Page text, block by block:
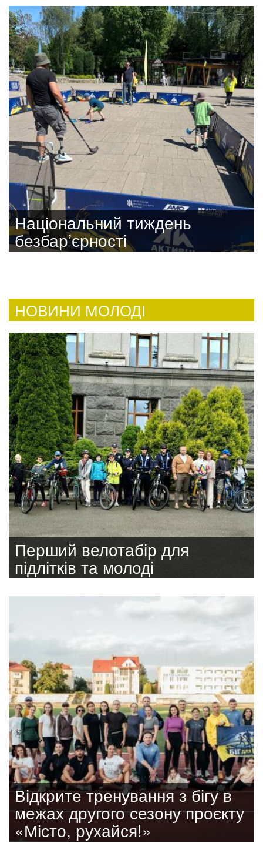
Національний тиждень
безбар’єрності
НОВИНИ МОЛОДІ
Перший велотабір для
підлітків та молоді
Відкрите тренування з бігу в
межах другого сезону проєкту
«Місто, рухайся!»